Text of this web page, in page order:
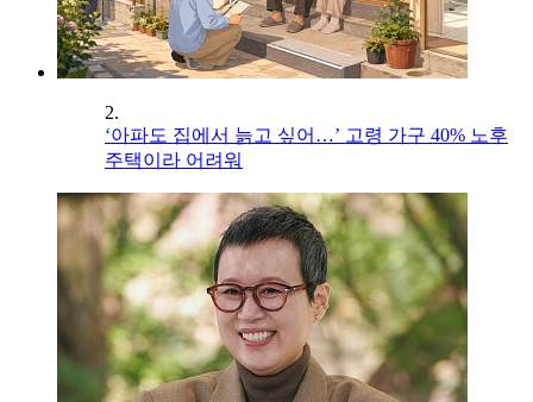
2.
‘아파도 집에서 늙고 싶어…’ 고령 가구 40% 노후
주택이라 어려워